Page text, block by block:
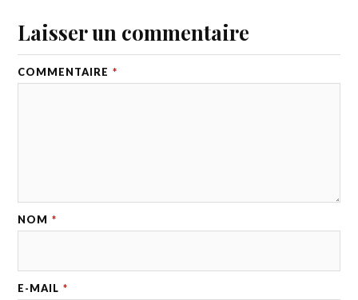
Laisser un commentaire
COMMENTAIRE *
NOM *
E-MAIL *